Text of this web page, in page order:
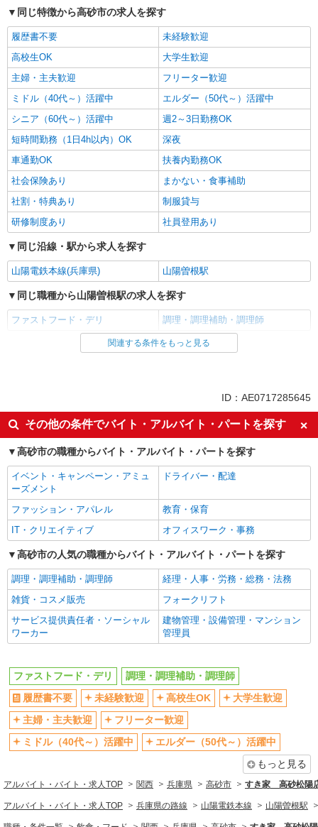
同じ特徴から高砂市の求人を探す
履歴書不要
未経験歓迎
高校生OK
大学生歓迎
主婦・主夫歓迎
フリーター歓迎
ミドル（40代～）活躍中
エルダー（50代～）活躍中
シニア（60代～）活躍中
週2～3日勤務OK
短時間勤務（1日4h以内）OK
深夜
車通勤OK
扶養内勤務OK
社会保険あり
まかない・食事補助
社割・特典あり
制服貸与
研修制度あり
社員登用あり
同じ沿線・駅から求人を探す
山陽電鉄本線(兵庫県) 山陽曽根駅
同じ職種から山陽曽根駅の求人を探す
ファストフード・デリ 調理・調理補助・調理師
同じ雇用形態から山陽曽根駅の求人を探す
履歴書不要
未経験歓迎
高校生OK
大学生歓迎
主婦・主夫歓迎
フリーター歓迎
ミドル（40代～）活躍中
エルダー（50代～）活躍中
シニア（60代～）活躍中
週2～3日勤務OK
短時間勤務（1日4h以内）OK
深夜
車通勤OK
扶養内勤務OK
社会保険あり
まかない・食事補助
社割・特典あり
制服貸与
研修制度あり
社員登用あり
同じ職種から求人を探す
ファストフード・デリ
調理・調理補助・調理師
同じ特徴から求人を探す
未経験歓迎
高校生OK
大学生歓迎
ミドル（40代～）活躍中
短時間勤務（1日4h以内）OK
深夜
車通勤OK
扶養内勤務OK
社会保険あり
関連する条件をもっと見る
ID：AE0717285645
その他の条件でバイト・アルバイト・パートを探す
高砂市の職種からバイト・アルバイト・パートを探す
イベント・キャンペーン・アミュ
ーズメント
ドライバー・配達
ファッション・アパレル
教育・保育
IT・クリエイティブ
オフィスワーク・事務
高砂市の人気の職種からバイト・アルバイト・パートを探す
調理・調理補助・調理師
経理・人事・労務・総務・法務
雑貨・コスメ販売
フォークリフト
サービス提供責任者・ソーシャル
ワーカー
建物管理・設備管理・マンション
管理員
ファストフード・デリ
調理・調理補助・調理師
履歴書不要
未経験歓迎 高校生OK
大学生歓迎
主婦・主夫歓迎
フリーター歓迎
ミドル（40代～）活躍中
エルダー（50代～）活躍中
もっと見る
アルバイト・バイト・求人TOP 関西 兵庫県 高砂市 すき家 高砂松陽
アルバイト・バイト・求人TOP 兵庫県の路線 山陽電鉄本線 山陽曽根駅